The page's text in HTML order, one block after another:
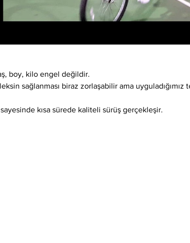
boy, kilo engel değildir.
sağlanması biraz zorlaşabilir ama
kısa sürede kaliteli sürüş gerçekleşir.